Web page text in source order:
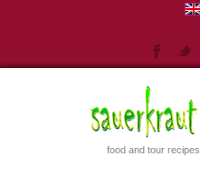
food and tour